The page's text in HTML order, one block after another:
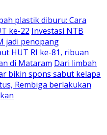
plastik diburu: Cara
ke-22 Investasi NTB
jadi penopang
HUT RI ke-81, ribuan
di Mataram Dari limbah
bikin spons sabut kelapa
Rembiga berlakukan